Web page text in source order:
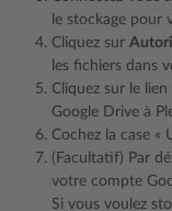
le stockage pour
Cliquez sur
les fichiers dans
Cliquez sur le
Google Drive à
Cochez la case «
(Facultatif) Par
votre compte
Si vous voulez